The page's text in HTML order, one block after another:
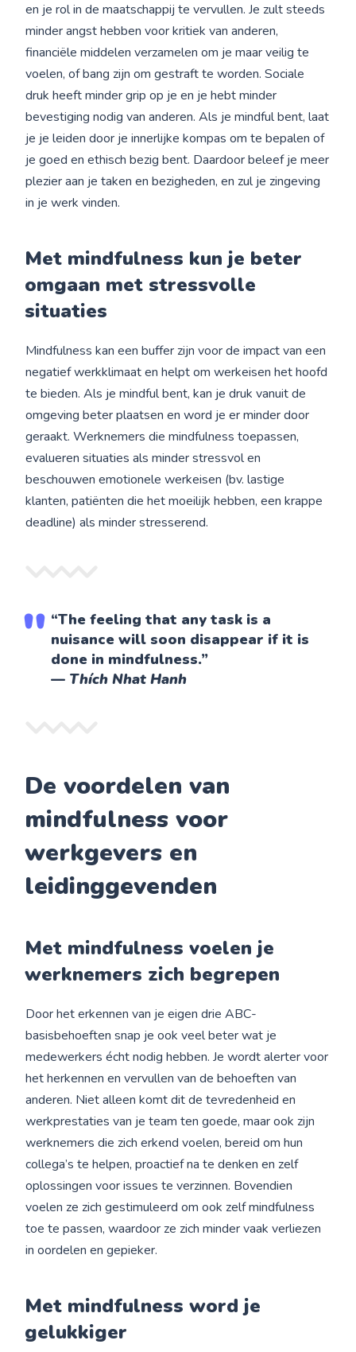
en je rol in de maatschappij te vervullen. Je zult steeds
minder angst hebben voor kritiek van anderen,
financiële middelen verzamelen om je maar veilig te
voelen, of bang zijn om gestraft te worden. Sociale
druk heeft minder grip op je en je hebt minder
bevestiging nodig van anderen. Als je mindful bent, laat
je je leiden door je innerlijke kompas om te bepalen of
je goed en ethisch bezig bent. Daardoor beleef je meer
plezier aan je taken en bezigheden, en zul je zingeving
in je werk vinden.
Met mindfulness kun je beter
omgaan met stressvolle
situaties
Mindfulness kan een buffer zijn voor de impact van een
negatief werkklimaat en helpt om werkeisen het hoofd
te bieden. Als je mindful bent, kan je druk vanuit de
omgeving beter plaatsen en word je er minder door
geraakt. Werknemers die mindfulness toepassen,
evalueren situaties als minder stressvol en
beschouwen emotionele werkeisen (bv. lastige
klanten, patiënten die het moeilijk hebben, een krappe
deadline) als minder stresserend.
“The feeling that any task is a
nuisance will soon disappear if it is
done in mindfulness.”
— Thích Nhat Hanh
De voordelen van
mindfulness voor
werkgevers en
leidinggevenden
Met mindfulness voelen je
werknemers zich begrepen
Door het erkennen van je eigen drie ABC-
basisbehoeften snap je ook veel beter wat je
medewerkers écht nodig hebben. Je wordt alerter voor
het herkennen en vervullen van de behoeften van
anderen. Niet alleen komt dit de tevredenheid en
werkprestaties van je team ten goede, maar ook zijn
werknemers die zich erkend voelen, bereid om hun
collega’s te helpen, proactief na te denken en zelf
oplossingen voor issues te verzinnen. Bovendien
voelen ze zich gestimuleerd om ook zelf mindfulness
toe te passen, waardoor ze zich minder vaak verliezen
in oordelen en gepieker.
Met mindfulness word je
gelukkiger